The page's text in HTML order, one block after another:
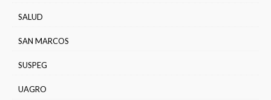
SALUD
SAN MARCOS
SUSPEG
UAGRO